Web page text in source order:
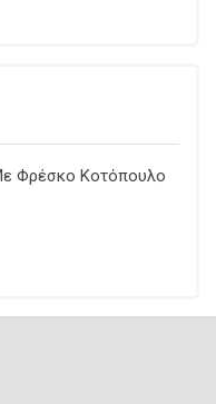
Φρέσκο Κοτόπουλο